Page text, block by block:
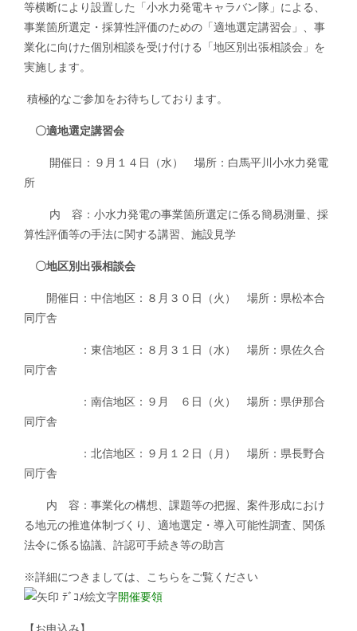
等横断により設置した「小水力発電キャラバン隊」による、
事業箇所選定・採算性評価のための「適地選定講習会」、事
業化に向けた個別相談を受け付ける「地区別出張相談会」を
実施します。
積極的なご参加をお待ちしております。
〇適地選定講習会
開催日：９月１４日（水） 場所：白馬平川小水力発電
所
内 容：小水力発電の事業箇所選定に係る簡易測量、採
算性評価等の手法に関する講習、施設見学
〇地区別出張相談会
開催日：中信地区：８月３０日（火） 場所：県松本合
同庁舎
：東信地区：８月３１日（水） 場所：県佐久合
同庁舎
：南信地区：９月 ６日（火） 場所：県伊那合
同庁舎
：北信地区：９月１２日（月） 場所：県長野合
同庁舎
内 容：事業化の構想、課題等の把握、案件形成におけ
る地元の推進体制づくり、適地選定・導入可能性調査、関係
法令に係る協議、許認可手続き等の助言
※詳細につきましては、こちらをご覧ください
開催要領